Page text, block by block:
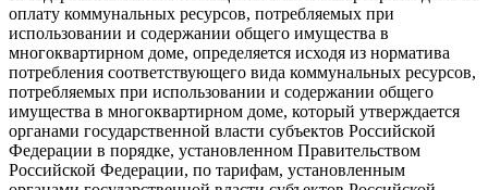
оплату коммунальных ресурсов, потребляемых при
использовании и содержании общего имущества в
многоквартирном доме, определяется исходя из норматива
потребления соответствующего вида коммунальных ресурсов,
потребляемых при использовании и содержании общего
имущества в многоквартирном доме, который утверждается
органами государственной власти субъектов Российской
Федерации в порядке, установленном Правительством
Российской Федерации, по тарифам, установленным